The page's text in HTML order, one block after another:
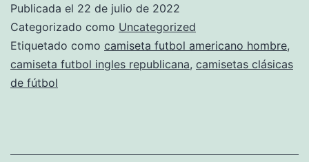
Saliendo
Muy
Buena
Publicada el 22 de julio de 2022
Categorizado como Uncategorized
Etiquetado como camiseta futbol americano hombre,
camiseta futbol ingles republicana, camisetas clásicas
de fútbol